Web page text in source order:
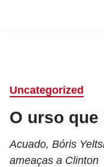
Uncategorized
O urso que
Acuado, Bóris
ameaças a Clinton